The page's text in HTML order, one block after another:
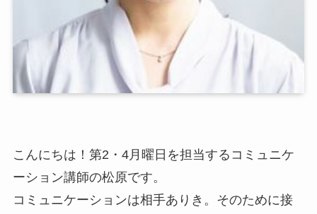
こんにちは！第2・4月曜日を担当するコミュニケ
ーション講師の松原です。
コミュニケーションは相手ありき。そのために接